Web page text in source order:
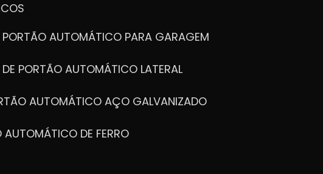
PORTÃO AUTOMÁTICO PARA GARAGEM
DE PORTÃO AUTOMÁTICO LATERAL
AUTOMÁTICO AÇO GALVANIZADO
AUTOMÁTICO DE FERRO